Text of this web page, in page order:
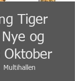
Tiger
og
Multihallen